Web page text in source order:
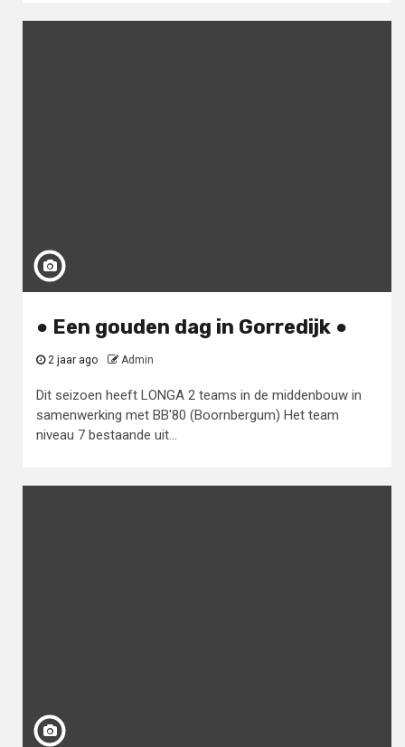
● Een gouden dag in Gorredijk ●
2 jaar ago Admin
Dit seizoen heeft LONGA 2 teams in de middenbouw in
samenwerking met BB'80 (Boornbergum) Het team
niveau 7 bestaande uit...